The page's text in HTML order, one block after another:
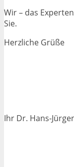
Wir – das Experten
Sie.
Herzliche Grüße
Ihr Dr. Hans-